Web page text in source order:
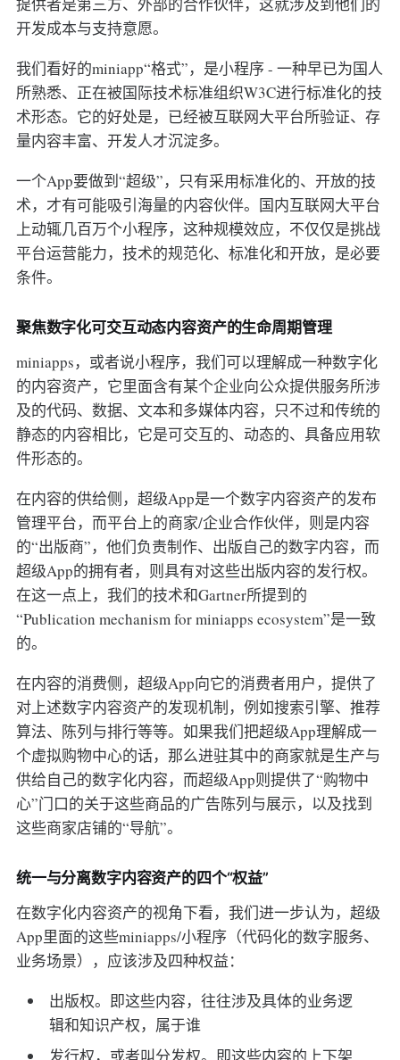
提供者是第三方、外部的合作伙伴，这就涉及到他们的
开发成本与支持意愿。
我们看好的miniapp“格式”，是小程序 - 一种早已为国人
所熟悉、正在被国际技术标准组织W3C进行标准化的技
术形态。它的好处是，已经被互联网大平台所验证、存
量内容丰富、开发人才沉淀多。
一个App要做到“超级”，只有采用标准化的、开放的技
术，才有可能吸引海量的内容伙伴。国内互联网大平台
上动辄几百万个小程序，这种规模效应，不仅仅是挑战
平台运营能力，技术的规范化、标准化和开放，是必要
条件。
聚焦数字化可交互动态内容资产的生命周期管理
miniapps，或者说小程序，我们可以理解成一种数字化
的内容资产，它里面含有某个企业向公众提供服务所涉
及的代码、数据、文本和多媒体内容，只不过和传统的
静态的内容相比，它是可交互的、动态的、具备应用软
件形态的。
在内容的供给侧，超级App是一个数字内容资产的发布
管理平台，而平台上的商家/企业合作伙伴，则是内容
的“出版商”，他们负责制作、出版自己的数字内容，而
超级App的拥有者，则具有对这些出版内容的发行权。
在这一点上，我们的技术和Gartner所提到的
“Publication mechanism for miniapps ecosystem”是一致
的。
在内容的消费侧，超级App向它的消费者用户，提供了
对上述数字内容资产的发现机制，例如搜索引擎、推荐
算法、陈列与排行等等。如果我们把超级App理解成一
个虚拟购物中心的话，那么进驻其中的商家就是生产与
供给自己的数字化内容，而超级App则提供了“购物中
心”门口的关于这些商品的广告陈列与展示，以及找到
这些商家店铺的“导航”。
统一与分离数字内容资产的四个“权益”
在数字化内容资产的视角下看，我们进一步认为，超级
App里面的这些miniapps/小程序（代码化的数字服务、
业务场景），应该涉及四种权益：
出版权。即这些内容，往往涉及具体的业务逻
辑和知识产权，属于谁